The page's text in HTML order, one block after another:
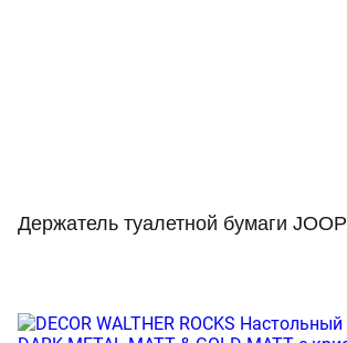
Держатель туалетной бумаги JOOP